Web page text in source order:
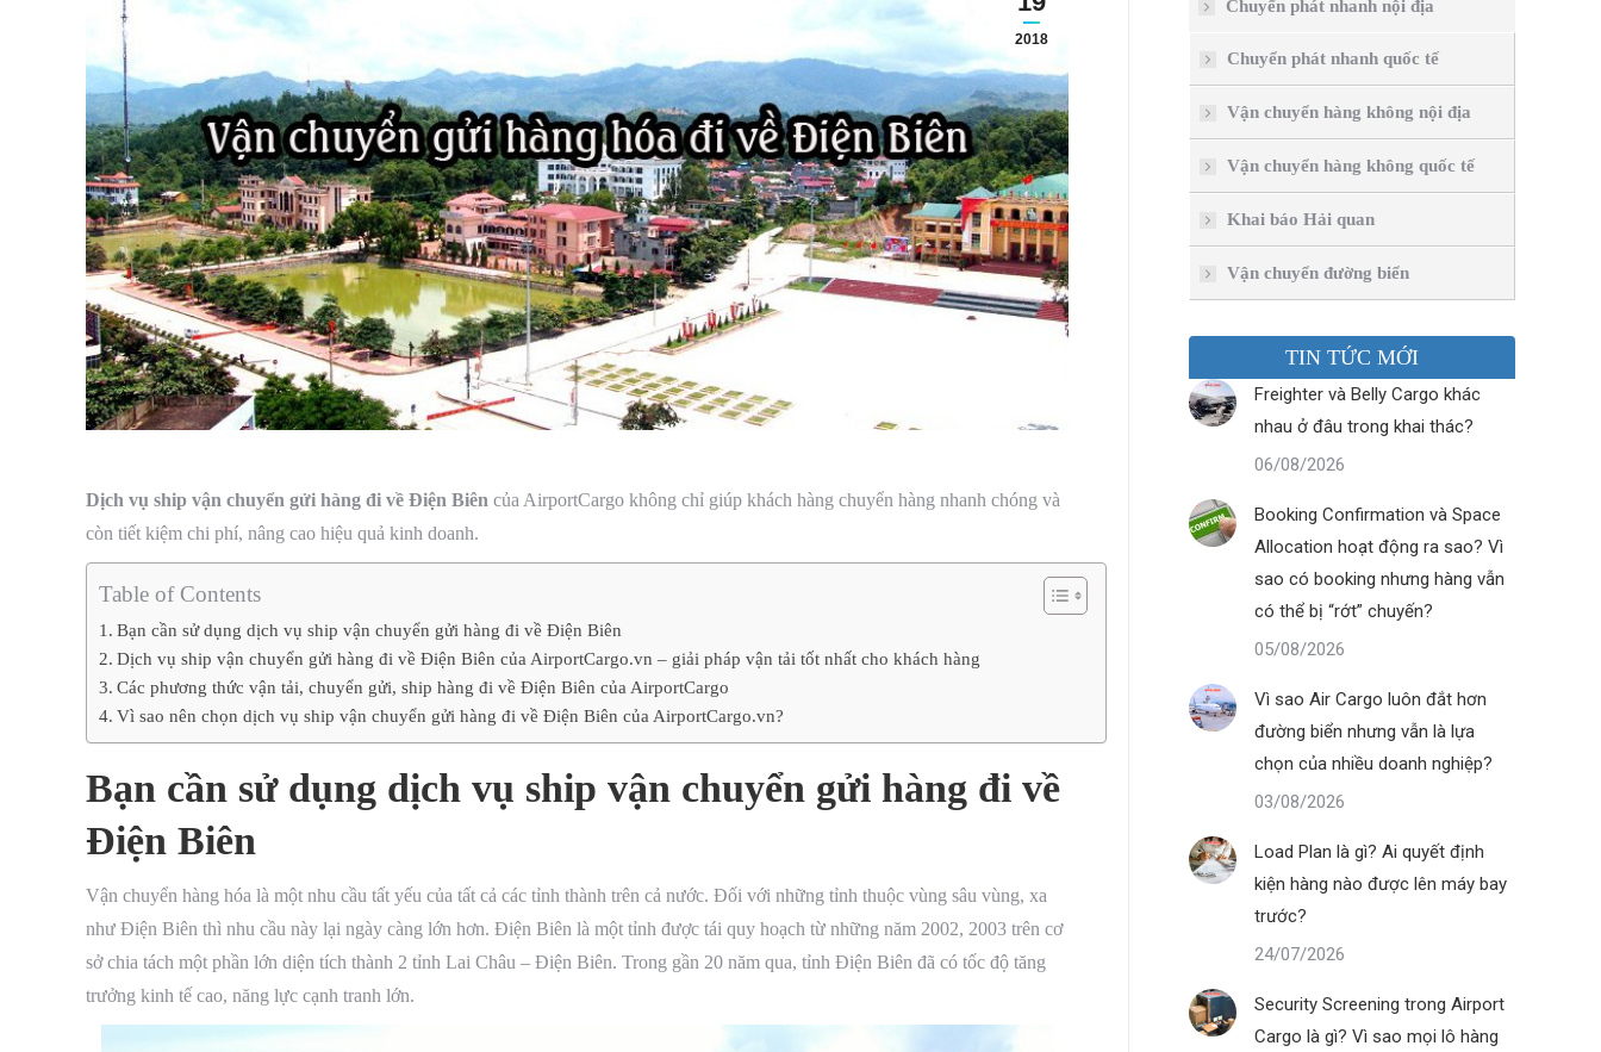
2018
Dịch vụ ship vận chuyển gửi hàng đi về Điện Biên của AirportCargo không chỉ giúp khách hàng chuyển hàng nhanh chóng và
còn tiết kiệm chi phí, nâng cao hiệu quả kinh doanh.
Table of Contents
Bạn cần sử dụng dịch vụ ship vận chuyển gửi hàng đi về Điện Biên
Dịch vụ ship vận chuyển gửi hàng đi về Điện Biên của AirportCargo.vn – giải pháp vận tải tốt nhất cho khách hàng
Các phương thức vận tải, chuyển gửi, ship hàng đi về Điện Biên của AirportCargo
Vì sao nên chọn dịch vụ ship vận chuyển gửi hàng đi về Điện Biên của AirportCargo.vn?
Bạn cần sử dụng dịch vụ ship vận chuyển gửi hàng đi về
Điện Biên
Vận chuyển hàng hóa là một nhu cầu tất yếu của tất cả các tỉnh thành trên cả nước. Đối với những tỉnh thuộc vùng sâu vùng, xa
như Điện Biên thì nhu cầu này lại ngày càng lớn hơn. Điện Biên là một tỉnh được tái quy hoạch từ những năm 2002, 2003 trên cơ
sở chia tách một phần lớn diện tích thành 2 tỉnh Lai Châu – Điện Biên. Trong gần 20 năm qua, tỉnh Điện Biên đã có tốc độ tăng
trưởng kinh tế cao, năng lực cạnh tranh lớn.
Chuyển phát nhanh nội địa
Chuyển phát nhanh quốc tế
Vận chuyển hàng không nội địa
Vận chuyển hàng không quốc tế
Khai báo Hải quan
Vận chuyển đường biển
TIN TỨC MỚI
Freighter và Belly Cargo khác
nhau ở đâu trong khai thác?
06/08/2026
Booking Confirmation và Space
Allocation hoạt động ra sao? Vì
sao có booking nhưng hàng vẫn
có thể bị “rớt” chuyến?
05/08/2026
Vì sao Air Cargo luôn đắt hơn
đường biển nhưng vẫn là lựa
chọn của nhiều doanh nghiệp?
03/08/2026
Load Plan là gì? Ai quyết định
kiện hàng nào được lên máy bay
trước?
24/07/2026
Security Screening trong Airport
Cargo là gì? Vì sao mọi lô hàng